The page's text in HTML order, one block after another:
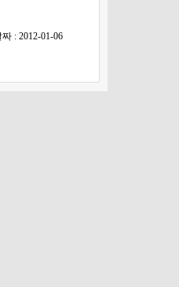
짜 : 2012-01-06